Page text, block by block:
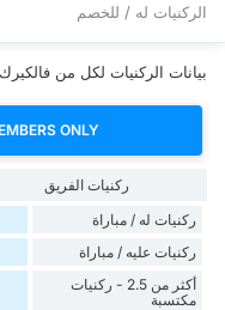
الركنيات له / للخصم
بيانات الركنيات لكل من
ONLY
ركنيات الفريق
‏ركنيات له / مباراة
‏ركنيات ‏عليه / مباراة
أكثر من 2.5 - ركنيات
مكتسبة